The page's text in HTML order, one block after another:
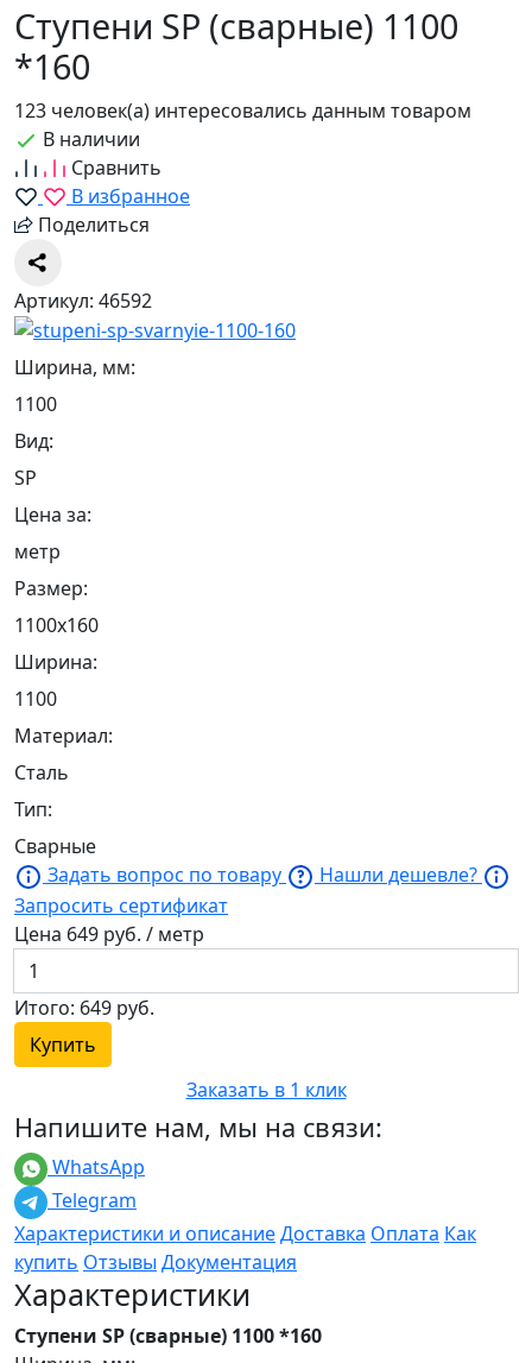
Ступени SP (сварные) 1100
*160
123 человек(а) интересовались данным товаром
В наличии
Сравнить
В избранное
Поделиться
Артикул: 46592
Ширина, мм:
1100
Вид:
SP
Цена за:
метр
Размер:
1100х160
Ширина:
1100
Материал:
Сталь
Тип:
Сварные
Задать вопрос по товару
Нашли дешевле?
Запросить сертификат
Цена 649 руб. / метр
Итого: 649 руб.
Купить
Заказать в 1 клик
Напишите нам, мы на связи:
WhatsApp
Telegram
Характеристики и описаниеДоставка Оплата Как
купить Отзывы Документация
Характеристики
Ступени SP (сварные) 1100 *160